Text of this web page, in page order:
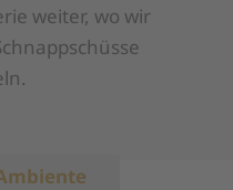
weiter, wo wir